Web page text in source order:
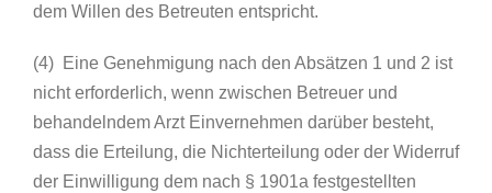
dem Willen des Betreuten entspricht.
(4) Eine Genehmigung nach den Absätzen 1 und 2 ist
nicht erforderlich, wenn zwischen Betreuer und
behandelndem Arzt Einvernehmen darüber besteht,
dass die Erteilung, die Nichterteilung oder der Widerruf
der Einwilligung dem nach § 1901a festgestellten